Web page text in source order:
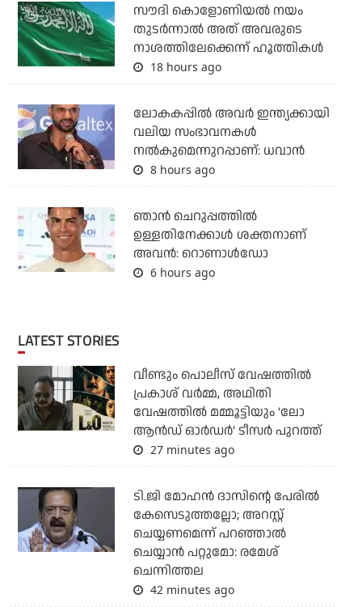
സൗദി കൊളോണിയല്‍ നയം
തുടര്‍ന്നാല്‍ അത് അവരുടെ
നാശത്തിലേക്കെന്ന് ഹൂത്തികള്‍
18 hours ago
ലോകകപ്പിൽ അവര്‍ ഇന്ത്യക്കായി
വലിയ സംഭാവനകള്‍
നല്‍കുമെന്നുറപ്പാണ്: ധവാന്‍
8 hours ago
ഞാന്‍ ചെറുപ്പത്തില്‍
ഉള്ളതിനേക്കാള്‍ ശക്തനാണ്
അവന്‍: റൊണാള്‍ഡോ
6 hours ago
LATEST STORIES
വീണ്ടും പൊലീസ് വേഷത്തിൽ
പ്രകാശ് വർമ്മ, അഥിതി
വേഷത്തിൽ മമ്മൂട്ടിയും ‘ലോ
ആൻഡ് ഓർഡർ’ ടീസർ പുറത്ത്
27 minutes ago
ടി.ജി മോഹന്‍ ദാസിന്റെ പേരില്‍
കേസെടുത്തല്ലോ; അറസ്റ്റ്
ചെയ്യണമെന്ന് പറഞ്ഞാല്‍
ചെയ്യാന്‍ പറ്റുമോ: രമേശ്
ചെന്നിത്തല
42 minutes ago